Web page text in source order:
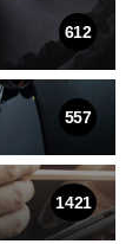
612
557
1421